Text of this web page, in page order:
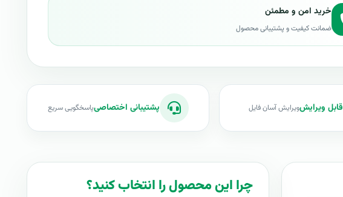
خرید امن و مطمئن
ضمانت کیفیت و پشتیبانی محصول
قابل ویرایشویرایش آسان فایل پشتیبانی اختصاصیپاسخگویی سریع
چرا این محصول را انتخاب کنید؟